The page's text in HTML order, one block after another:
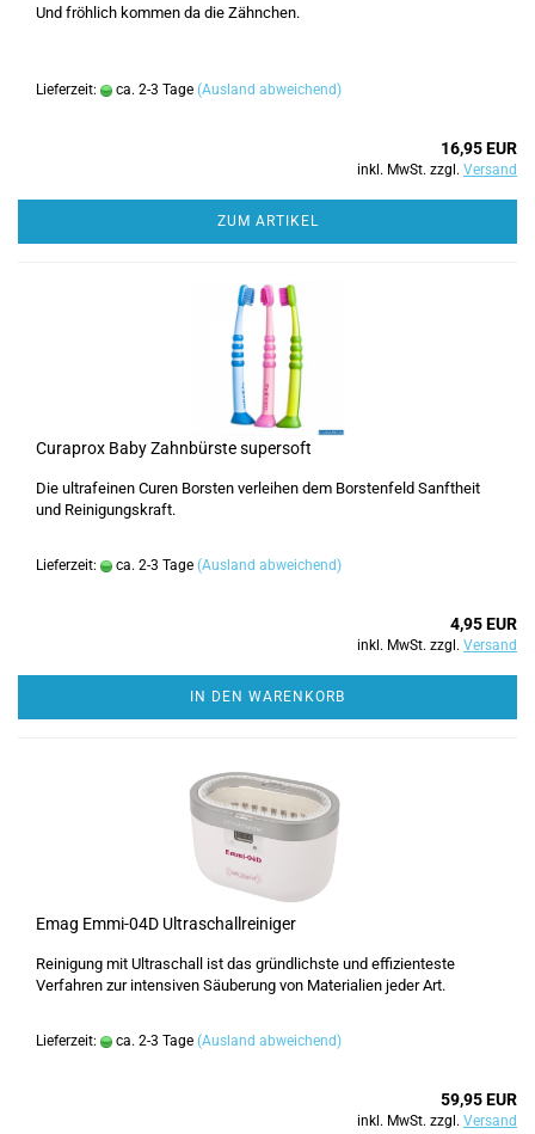
Und fröhlich kommen da die Zähnchen.
Lieferzeit: ca. 2-3 Tage (Ausland abweichend)
16,95 EUR
inkl. MwSt. zzgl. Versand
ZUM ARTIKEL
Curaprox Baby Zahnbürste supersoft
Die ultrafeinen Curen Borsten verleihen dem Borstenfeld Sanftheit
und Reinigungskraft.
Lieferzeit: ca. 2-3 Tage (Ausland abweichend)
4,95 EUR
inkl. MwSt. zzgl. Versand
IN DEN WARENKORB
Emag Emmi-04D Ultraschallreiniger
Reinigung mit Ultraschall ist das gründlichste und effizienteste
Verfahren zur intensiven Säuberung von Materialien jeder Art.
Lieferzeit: ca. 2-3 Tage (Ausland abweichend)
59,95 EUR
inkl. MwSt. zzgl. Versand